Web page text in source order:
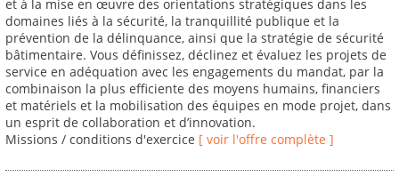
et à la mise en œuvre des orientations stratégiques dans les
domaines liés à la sécurité, la tranquillité publique et la
prévention de la délinquance, ainsi que la stratégie de sécurité
bâtimentaire. Vous définissez, déclinez et évaluez les projets de
service en adéquation avec les engagements du mandat, par la
combinaison la plus efficiente des moyens humains, financiers
et matériels et la mobilisation des équipes en mode projet, dans
un esprit de collaboration et d’innovation.
Missions / conditions d'exercice [ voir l'offre complète ]